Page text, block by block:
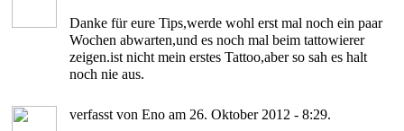
Danke für eure Tips,werde wohl erst mal noch ein paar
Wochen abwarten,und es noch mal beim tattowierer
zeigen.ist nicht mein erstes Tattoo,aber so sah es halt
noch nie aus.
verfasst von Eno am 26. Oktober 2012 - 8:29.